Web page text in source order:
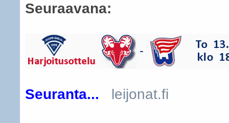
Seuraavana:
Seuranta... leijonat.fi